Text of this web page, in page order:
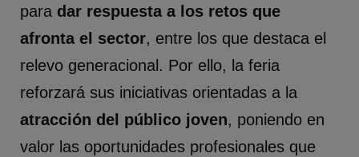
para dar respuesta a los retos que
afronta el sector, entre los que destaca el
relevo generacional. Por ello, la feria
reforzará sus iniciativas orientadas a la
atracción del público joven, poniendo en
valor las oportunidades profesionales que